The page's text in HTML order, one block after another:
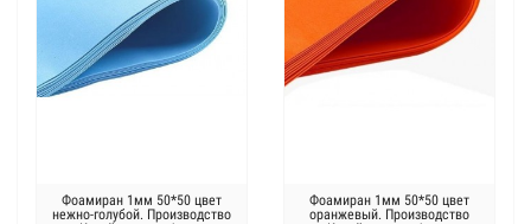
Фоамиран 1мм 50*50 цвет
нежно-голубой. Производство
Фоамиран 1мм 50*50 цвет
оранжевый. Производство